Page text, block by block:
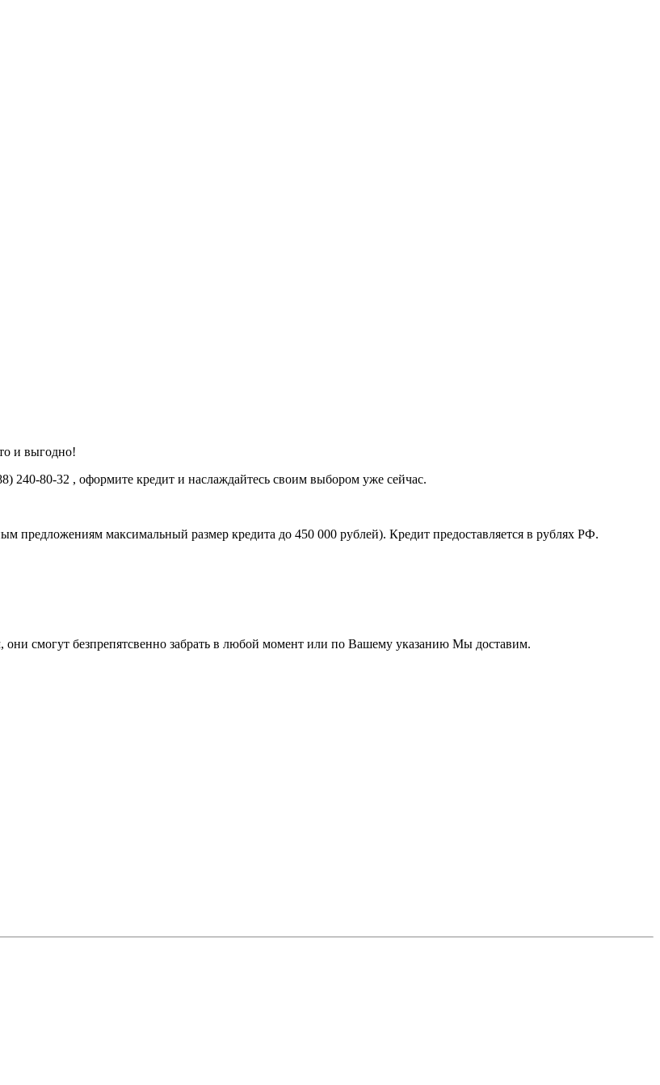
и выгодно!
240-80-32 , оформите кредит и наслаждайтесь своим выбором уже сейчас.
предложениям максимальный размер кредита до 450 000 рублей). Кредит предоставляется в рублях РФ.
смогут безпрепятсвенно забрать в любой момент или по Вашему указанию Мы доставим.